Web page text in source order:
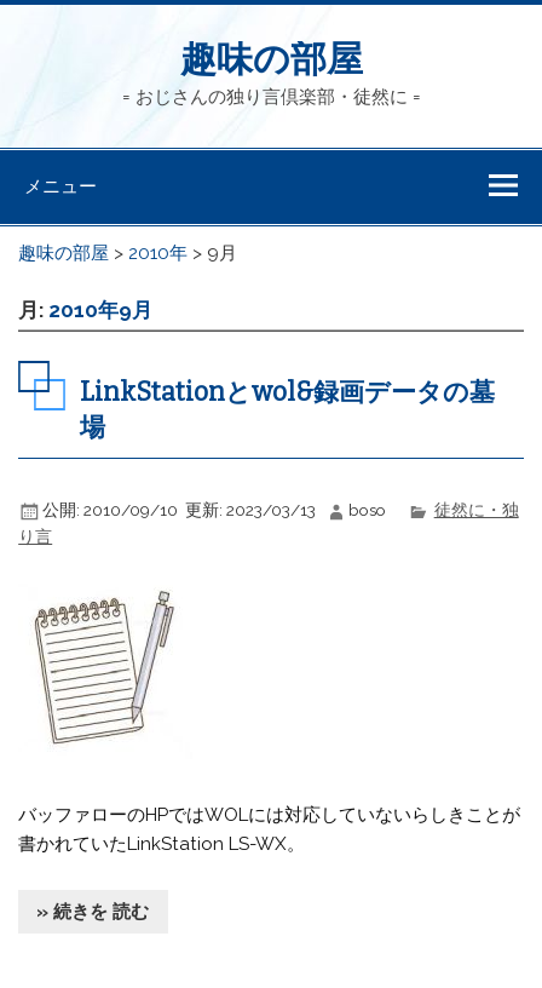
趣味の部屋
= おじさんの独り言倶楽部・徒然に =
メニュー
趣味の部屋 > 2010年 > 9月
月: 2010年9月
LinkStationとwol&録画データの墓
場
公開: 2010/09/10 更新: 2023/03/13 boso
徒然に・独
り言
バッファローのHPではWOLには対応していないらしきことが
書かれていたLinkStation LS-WX。
» 続きを 読む